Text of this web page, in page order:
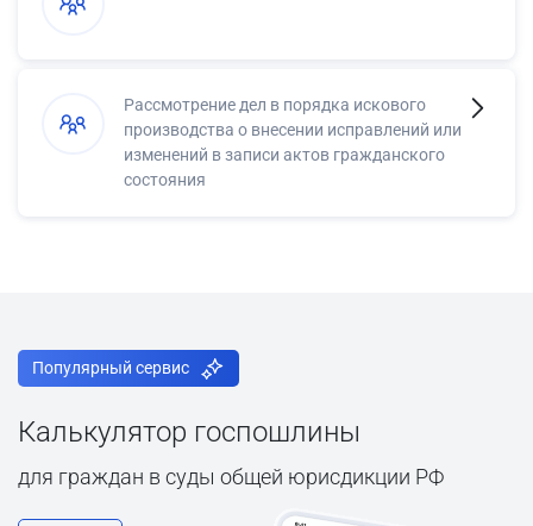
Рассмотрение дел в порядка искового
производства о внесении исправлений или
изменений в записи актов гражданского
состояния
Популярный сервис
Калькулятор госпошлины
для граждан в суды общей юрисдикции РФ